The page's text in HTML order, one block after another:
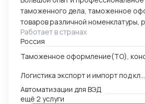
таможенного дела, таможенное
товаров различной номенклатуры,
компаниях - таможенного
таможенного представителя,
временного хранения и
Работает в странах
Россия
Автоматизации для ВЭД
ещё 2 услуги